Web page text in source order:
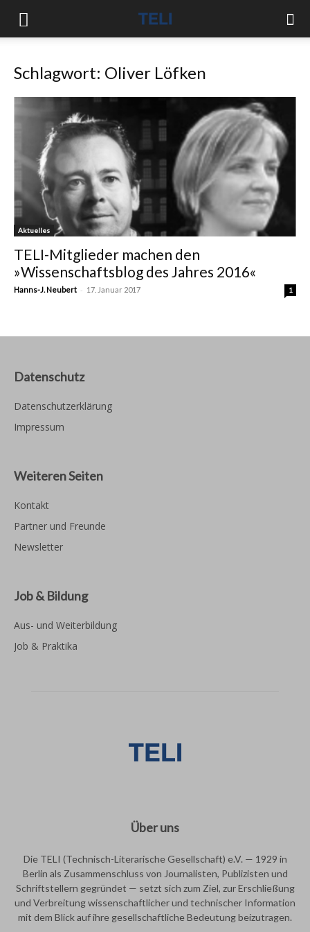
Schlagwort: Oliver Löfken
Aktuelles
TELI-Mitglieder machen den
»Wissenschaftsblog des Jahres 2016«
Hanns-J. Neubert - 17. Januar 2017 1
Datenschutz
Datenschutzerklärung
Impressum
Weiteren Seiten
Kontakt
Partner und Freunde
Newsletter
Job & Bildung
Aus- und Weiterbildung
Job & Praktika
Über uns
Die TELI (Technisch-Literarische Gesellschaft) e.V. — 1929 in
Berlin als Zusammenschluss von Journalisten, Publizisten und
Schriftstellern gegründet — setzt sich zum Ziel, zur Erschließung
und Verbreitung wissenschaftlicher und technischer Information
mit dem Blick auf ihre gesellschaftliche Bedeutung beizutragen.